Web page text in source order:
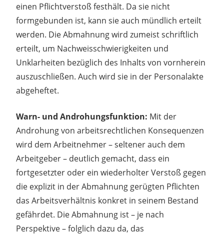
einen Pflichtverstoß festhält. Da sie nicht
formgebunden ist, kann sie auch mündlich erteilt
werden. Die Abmahnung wird zumeist schriftlich
erteilt, um Nachweisschwierigkeiten und
Unklarheiten bezüglich des Inhalts von vornherein
auszuschließen. Auch wird sie in der Personalakte
abgeheftet.
Warn- und Androhungsfunktion: Mit der
Androhung von arbeitsrechtlichen Konsequenzen
wird dem Arbeitnehmer – seltener auch dem
Arbeitgeber – deutlich gemacht, dass ein
fortgesetzter oder ein wiederholter Verstoß gegen
die explizit in der Abmahnung gerügten Pflichten
das Arbeitsverhältnis konkret in seinem Bestand
gefährdet. Die Abmahnung ist – je nach
Perspektive – folglich dazu da, das